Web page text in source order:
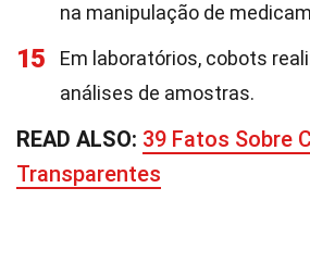
na manipulação de
15
Em laboratórios, cobots
análises de amostras.
READ ALSO: 39 Fatos Sobre
Transparentes